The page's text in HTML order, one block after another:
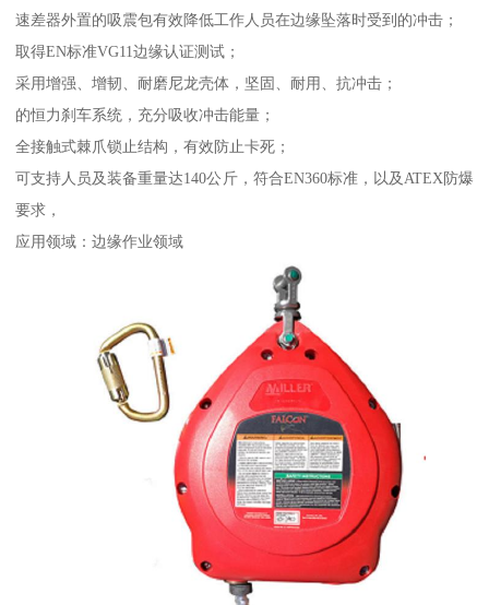
速差器外置的吸震包有效降低工作人员在边缘坠落时受到的冲击；
取得EN标准VG11边缘认证测试；
采用增强、增韧、耐磨尼龙壳体，坚固、耐用、抗冲击；
的恒力刹车系统，充分吸收冲击能量；
全接触式棘爪锁止结构，有效防止卡死；
可支持人员及装备重量达140公斤，符合EN360标准，以及ATEX防爆
要求，
应用领域：边缘作业领域